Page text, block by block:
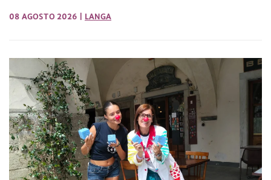
08 AGOSTO 2026 LANGA